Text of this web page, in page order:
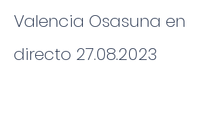
Valencia Osasuna en
directo 27.08.2023